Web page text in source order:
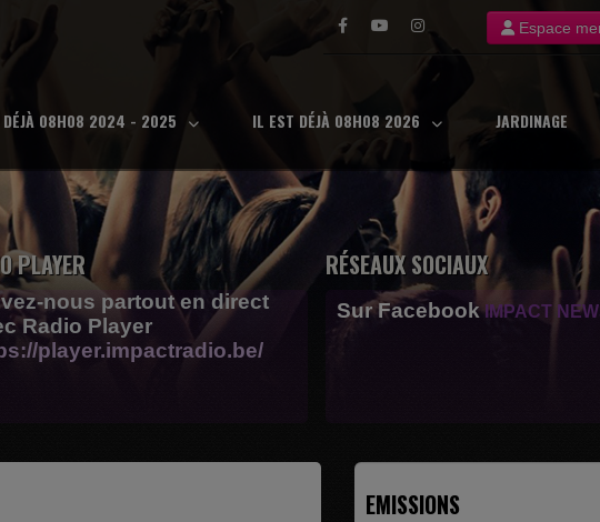
Espace
DÉJÀ 08H08 2024 - 2025 IL EST DÉJÀ 08H08 2026 JARDINAGE
PLAYER
nous partout en direct
Radio Player
player.impactradio.be/
RÉSEAUX SOCIAUX
Sur Facebook IMPACT
EMISSIONS